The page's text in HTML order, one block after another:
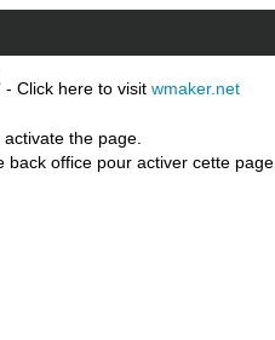
- Click here to visit wmaker.net
the page.
office pour activer cette page.